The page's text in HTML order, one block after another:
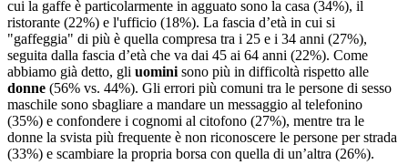
cui la gaffe è particolarmente in agguato sono la casa (34%), il
ristorante (22%) e l'ufficio (18%). La fascia d’età in cui si
"gaffeggia" di più è quella compresa tra i 25 e i 34 anni (27%),
seguita dalla fascia d’età che va dai 45 ai 64 anni (22%). Come
abbiamo già detto, gli uomini sono più in difficoltà rispetto alle
donne (56% vs. 44%). Gli errori più comuni tra le persone di sesso
maschile sono sbagliare a mandare un messaggio al telefonino
(35%) e confondere i cognomi al citofono (27%), mentre tra le
donne la svista più frequente è non riconoscere le persone per strada
(33%) e scambiare la propria borsa con quella di un’altra (26%).